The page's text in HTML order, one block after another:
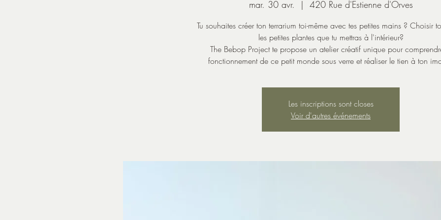
mar. 30 avr.
  |
420 Rue d'Estienne d'Orves
Tu souhaites créer ton terrarium toi-même avec tes petites mains ? Choisir
les petites plantes que tu mettras à l'intérieur?
The Bebop Project te propose un atelier créatif unique pour
fonctionnement de ce petit monde sous verre et réaliser le tien à ton
Les inscriptions sont closes
Voir d'autres événements